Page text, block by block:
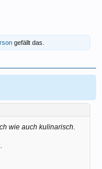
gefällt das.
wie auch kulinarisch.